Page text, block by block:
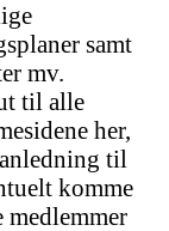
samt
mv.
til alle
her,
til
komme